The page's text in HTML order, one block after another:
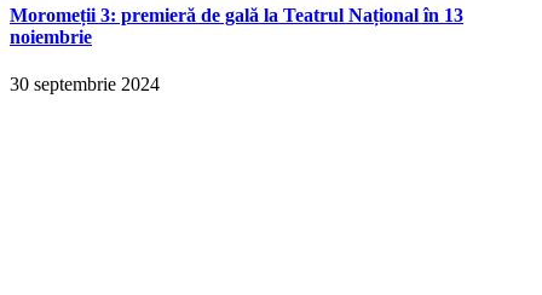
Moromeții 3: premieră de gală la Teatrul Național în 13
noiembrie
30 septembrie 2024